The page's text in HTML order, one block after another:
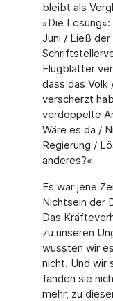
bleibt als
»Die
Juni / Ließ
Flugblätter
dass das Volk
verscherzt
verdoppelte
Wäre es da /
Regierung /
anderes?«
Es war jene
Nichtsein der
Das
zu unseren
wussten wir
nicht. Und wir
fanden sie
mehr, zu